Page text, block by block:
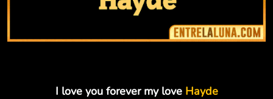
I love you forever my love Hayde